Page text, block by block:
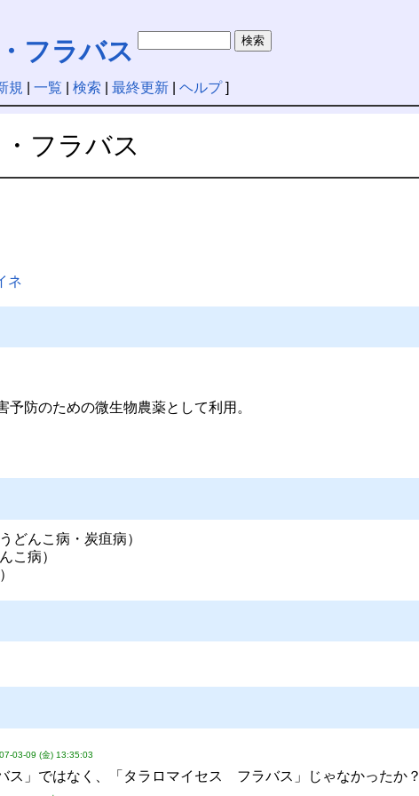
フラバス
規 一覧 検索 最終更新| ヘルプ]
フラバス
ネ
防のための微生物農薬として利用。
どんこ病・炭疽病）
こ病）
03-09 (金) 13:35:03
ス」ではなく、「タラロマイセス フラバス」じゃなかったか？